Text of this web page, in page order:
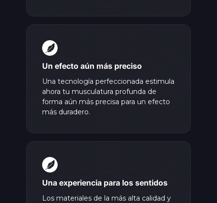
Un efecto aún más preciso
Una tecnología perfeccionada estimula
ahora tu musculatura profunda de
forma aún más precisa para un efecto
más duradero.
Una experiencia para los sentidos
Los materiales de la más alta calidad y